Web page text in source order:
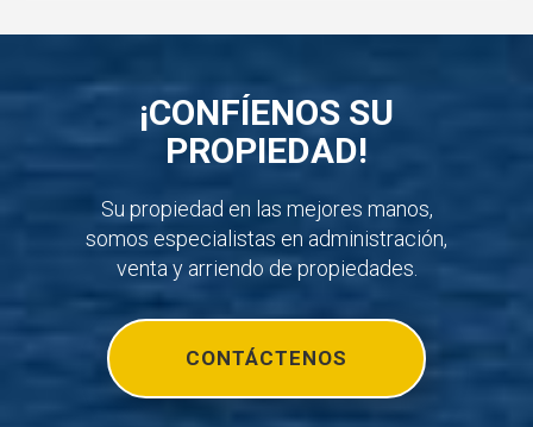
¡CONFÍENOS SU
PROPIEDAD!
Su propiedad en las mejores manos,
somos especialistas en administración,
venta y arriendo de propiedades.
CONTÁCTENOS